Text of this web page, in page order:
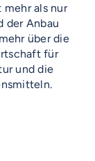
als nur
der Anbau
über die
für
und die